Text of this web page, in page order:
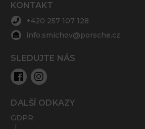
KONTAKT
+420 257 107 128
info.smichov@porsche.cz
SLEDUJTE NÁS
DALŠÍ ODKAZY
GDPR